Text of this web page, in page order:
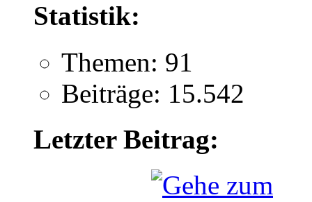
Statistik:
Themen: 91
Beiträge: 15.542
Letzter Beitrag: